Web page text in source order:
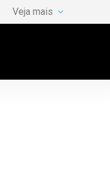
Veja mais